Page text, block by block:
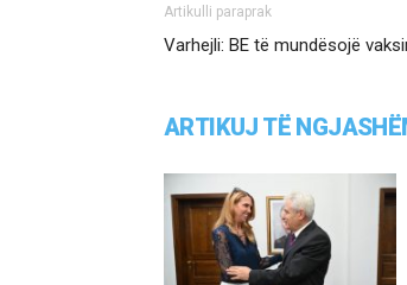
Artikulli paraprak
Varhejli: BE të mundësojë
ARTIKUJ TË